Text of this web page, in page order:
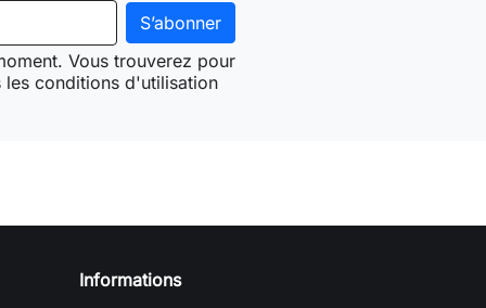
Vous trouverez pour
conditions d'utilisation
Informations